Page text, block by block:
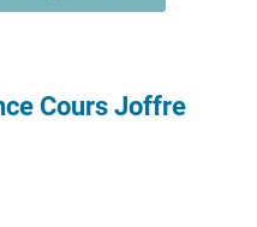
Cours Joffre